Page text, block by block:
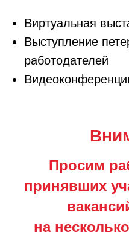
Виртуальная
Выступление
работодателей
Просим
принявших
на